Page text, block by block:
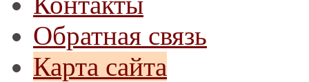
Обратная связь
Карта сайта